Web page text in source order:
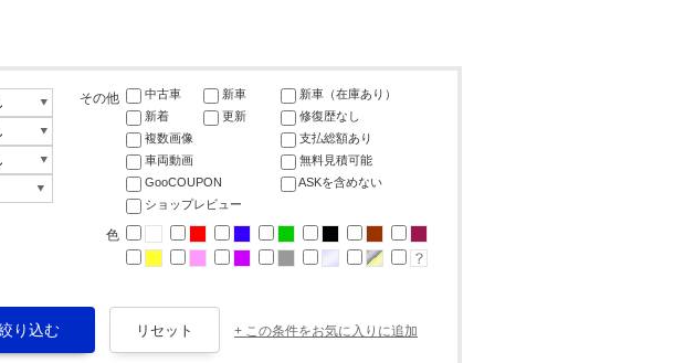
その他 中古車 新車
新車（在庫あり）
新着
更新
修復歴なし
複数画像
支払総額あり
車両動画
無料見積可能
GooCOUPON
ASKを含めない
ショップレビュー
色
+ この条件をお気に入りに追加